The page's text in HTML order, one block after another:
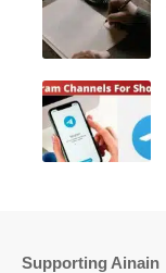
Supporting Ainain